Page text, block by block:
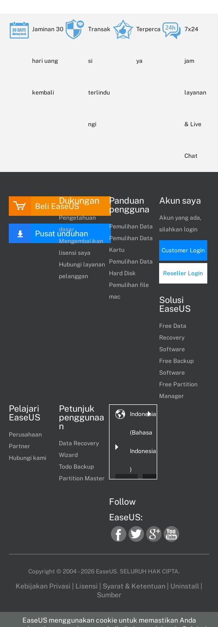
Jaminan 30
hari uang
kembali
Transak
si
terlindu
ngi
Terperca
ya
7x24
jam
layanan
& Live
Chat
Beli EaseUS
Pusat unduhan
Dukungan
Pengetahuan
dasar
Mengembalikan
lisensi saya
Hubungi layanan
pelanggan
Panduan
pengguna
Pemulihan Data
Pemulihan Data
Kartu
Pemulihan Data
Hard Disk
Pemulihan file
mac
Akun saya
Akun yang ada,
silahkan login
Customer Login
Reseller Login
Solusi
EaseUS
Free Data
Recovery
Software
Free Backup
Software
Free Partition
Manager
Pelajari
EaseUS
Perusahaan
Partner
Hubungi kami
Petunjuk
penggunaa
n
Data Recovery
Wizard
Todo Backup
Partition Master
Indonesia
(Bahasa
Indonesia
)
Follow
EaseUS:
fac
ebo
twi
tter
goo
gle
you
tub
Copyright © 2004 - 2026 EaseUS. SELURUH HAK CIPTA.
Kebijakan Privasi | Lisensi | Syarat & Ketentuan | Uninstall |
Sumber
EaseUS menggunakan cookie untuk memastikan Anda